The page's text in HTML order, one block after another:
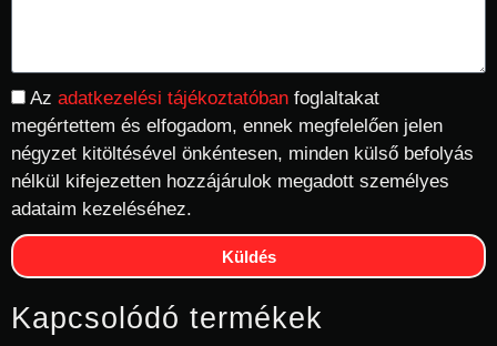
Az adatkezelési tájékoztatóban foglaltakat
megértettem és elfogadom, ennek megfelelően jelen
négyzet kitöltésével önkéntesen, minden külső befolyás
nélkül kifejezetten hozzájárulok megadott személyes
adataim kezeléséhez.
Küldés
Kapcsolódó termékek